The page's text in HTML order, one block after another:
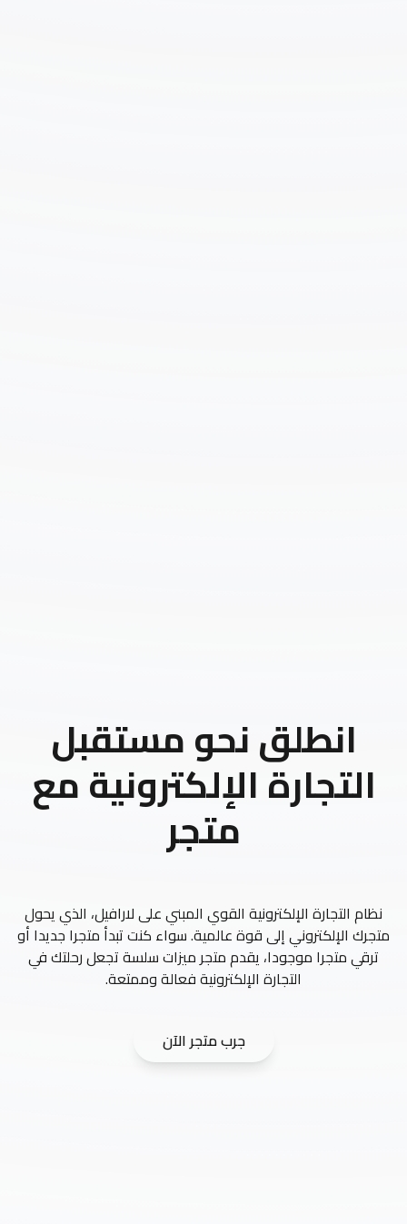
انطلق نحو مستقبل
التجارة الإلكترونية مع
متجر
نظام التجارة الإلكترونية القوي المبني على لارافيل، الذي يحول
متجرك الإلكتروني إلى قوة عالمية. سواء كنت تبدأ متجرا جديدا أو
ترقي متجرا موجودا، يقدم متجر ميزات سلسة تجعل رحلتك في
التجارة الإلكترونية فعالة وممتعة.
جرب متجر الآن